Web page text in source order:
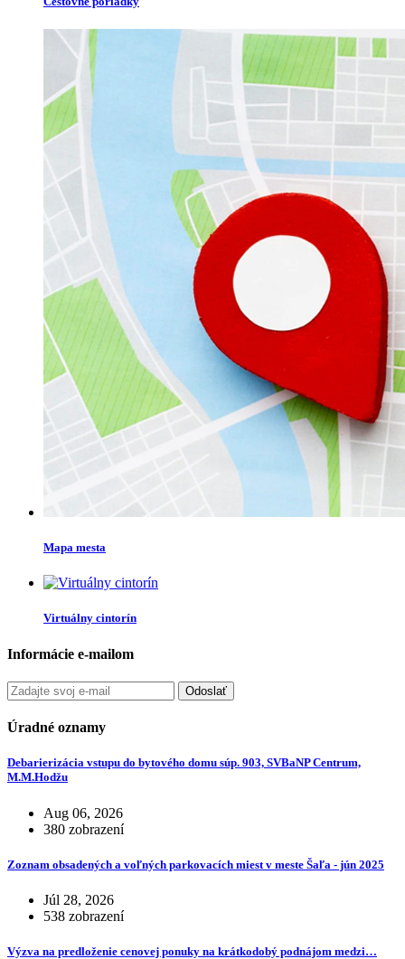
Mapa mesta
Virtuálny cintorín
Informácie e-mailom
Odoslať
Úradné oznamy
Debarierizácia vstupu do bytového domu súp. 903, SVBaNP Centrum,
M.M.Hodžu
Aug 06, 2026
380 zobrazení
Zoznam obsadených a voľných parkovacích miest v meste Šaľa - jún 2025
Júl 28, 2026
538 zobrazení
Výzva na predloženie cenovej ponuky na krátkodobý podnájom medzi…